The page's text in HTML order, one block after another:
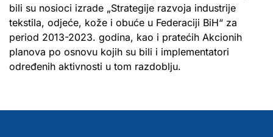
bili su nosioci izrade „Strategije razvoja industrije
tekstila, odjeće, kože i obuće u Federaciji BiH“ za
period 2013-2023. godina, kao i pratećih Akcionih
planova po osnovu kojih su bili i implementatori
određenih aktivnosti u tom razdoblju.